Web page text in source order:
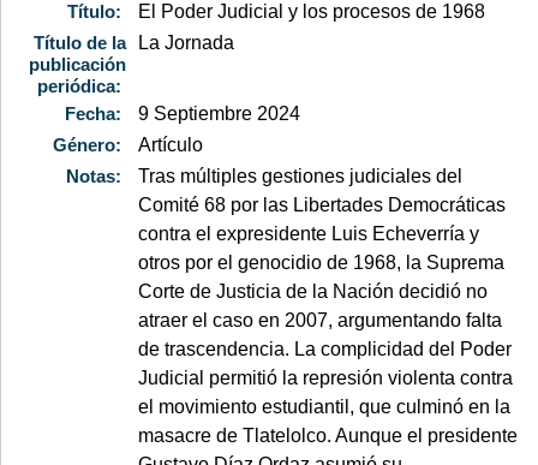
Título:
El Poder Judicial y los procesos de 1968
Título de la
publicación
periódica:
La Jornada
Fecha:
9 Septiembre 2024
Género:
Artículo
Notas:
Tras múltiples gestiones judiciales del
Comité 68 por las Libertades Democráticas
contra el expresidente Luis Echeverría y
otros por el genocidio de 1968, la Suprema
Corte de Justicia de la Nación decidió no
atraer el caso en 2007, argumentando falta
de trascendencia. La complicidad del Poder
Judicial permitió la represión violenta contra
el movimiento estudiantil, que culminó en la
masacre de Tlatelolco. Aunque el presidente